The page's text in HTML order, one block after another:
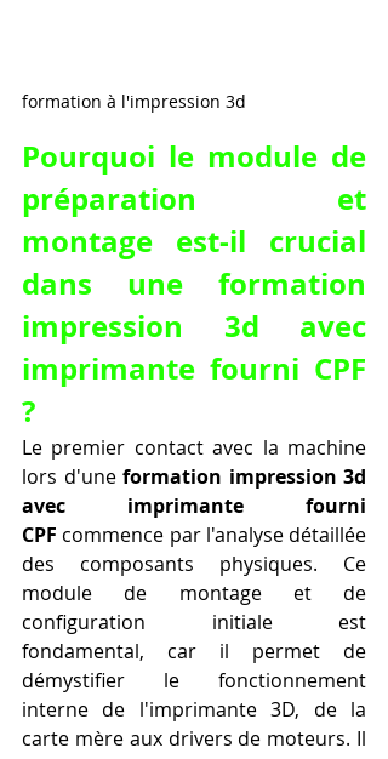
formation à l'impression 3d
Pourquoi le module de
préparation et
montage est-il crucial
dans une formation
impression 3d avec
imprimante fourni CPF
?
Le premier contact avec la machine
lors d'une formation impression 3d
avec imprimante fourni
CPF commence par l'analyse détaillée
des composants physiques. Ce
module de montage et de
configuration initiale est
fondamental, car il permet de
démystifier le fonctionnement
interne de l'imprimante 3D, de la
carte mère aux drivers de moteurs. Il